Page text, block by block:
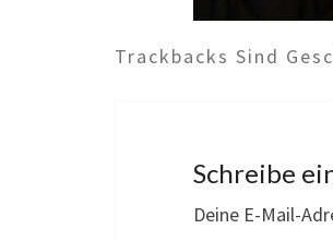
Trackbacks Sind
Schreibe
Deine E-Mail-